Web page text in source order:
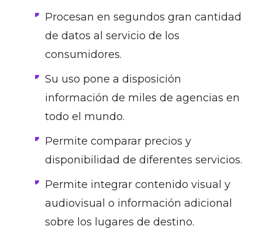
Procesan en segundos gran cantidad
de datos al servicio de los
consumidores.
Su uso pone a disposición
información de miles de agencias en
todo el mundo.
Permite comparar precios y
disponibilidad de diferentes servicios.
Permite integrar contenido visual y
audiovisual o información adicional
sobre los lugares de destino.